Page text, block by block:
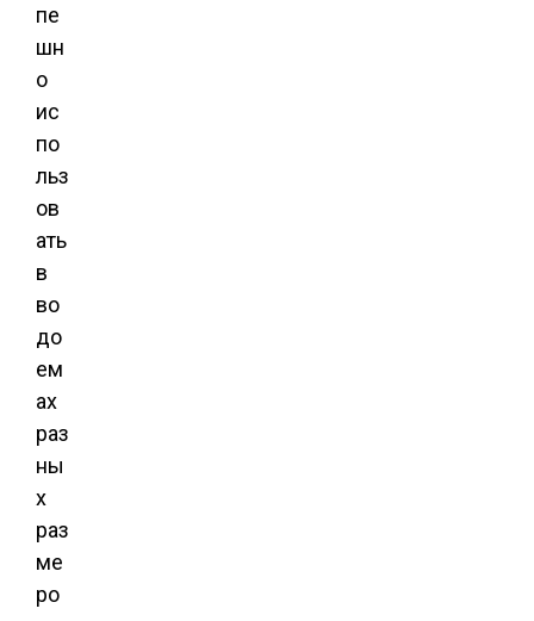
пе
шн
о
ис
по
льз
ов
ать
в
во
до
ем
ах
раз
ны
х
раз
ме
ро